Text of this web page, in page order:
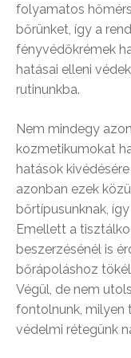
folyamatos
bőrünket, így a
fényvédőkrémek
hatásai elleni
rutinunkba.
Nem mindegy
kozmetikumokat
hatások
azonban ezek
bőrtípusunknak,
Emellett a
beszerzésénél is
bőrápoláshoz
Végül, de nem
fontolnunk, milyen
védelmi rétegünk